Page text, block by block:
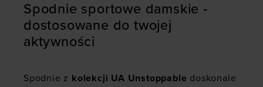
Spodnie sportowe damskie -
dostosowane do twojej
aktywności
Spodnie z kolekcji UA Unstoppable doskonale